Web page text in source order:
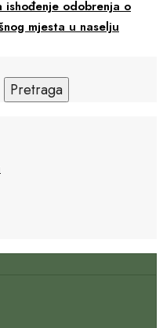
ishođenje odobrenja o
mjesta u naselju
Pretraga